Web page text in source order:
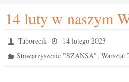
14 luty w naszym
Taborecik
14 lutego 2023
Stowarzyszenie "SZANSA",Warsztat